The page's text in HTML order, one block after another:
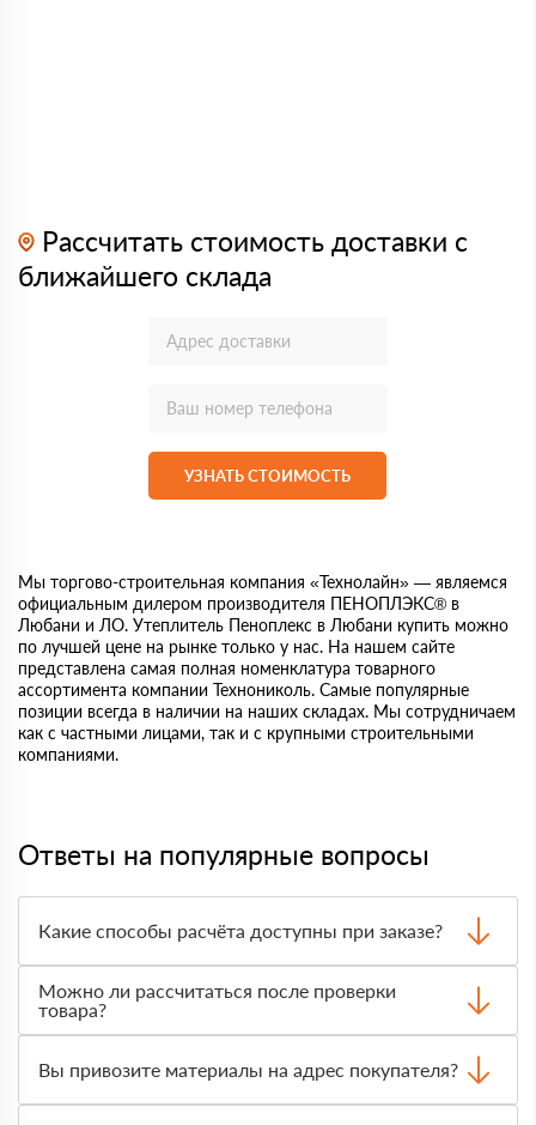
Рассчитать стоимость доставки с
ближайшего склада
УЗНАТЬ СТОИМОСТЬ
Мы торгово-строительная компания «Технолайн» — являемся
официальным дилером производителя ПЕНОПЛЭКС® в
Любани и ЛО. Утеплитель Пеноплекс в Любани купить можно
по лучшей цене на рынке только у нас. На нашем сайте
представлена самая полная номенклатура товарного
ассортимента компании Технониколь. Самые популярные
позиции всегда в наличии на наших складах. Мы сотрудничаем
как с частными лицами, так и с крупными строительными
компаниями.
Ответы на популярные вопросы
Какие способы расчёта доступны при заказе?
счёту. Точный формат оплаты менеджер согласует с
вами до отгрузки.
Можно ли рассчитаться после проверки
товара?
получения. Сначала вы принимаете материал,
проверяете количество и внешний вид, затем
оплачиваете.
Вы привозите материалы на адрес покупателя?